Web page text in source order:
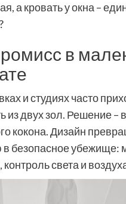
а кровать у окна –
в
и студиях часто
из двух зол. Решение –
кокона. Дизайн
безопасное убежище:
света и